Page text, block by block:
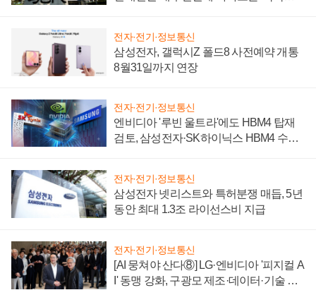
전자·전기·정보통신
삼성전자, 갤럭시Z 폴드8 사전예약 개통
8월31일까지 연장
전자·전기·정보통신
엔비디아 '루빈 울트라'에도 HBM4 탑재
검토, 삼성전자·SK하이닉스 HBM4 수율
전자·전기·정보통신
삼성전자 넷리스트와 특허분쟁 매듭, 5년
동안 최대 1.3조 라이선스비 지급
전자·전기·정보통신
[AI 뭉쳐야 산다⑧] LG·엔비디아 '피지컬 A
I' 동맹 강화, 구광모 제조·데이터·기술 결